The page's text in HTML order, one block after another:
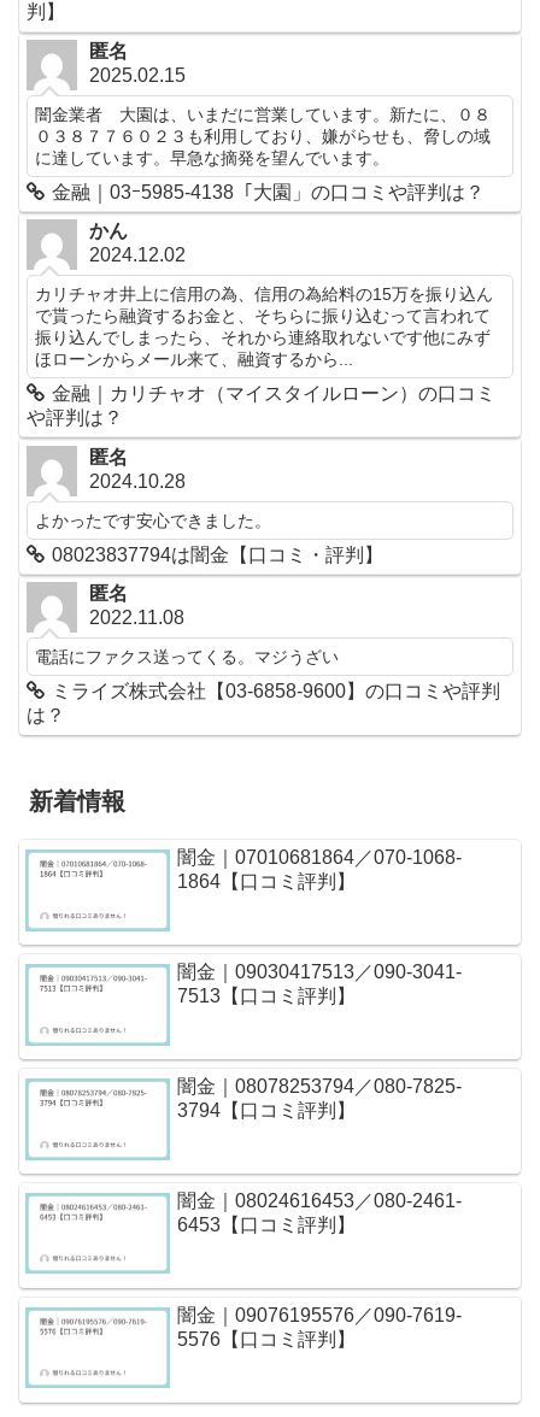
判】
匿名
2025.02.15
闇金業者 大園は、いまだに営業しています。新たに、０８
０３８７７６０２３も利用しており、嫌がらせも、脅しの域
に達しています。早急な摘発を望んでいます。
金融｜03ｰ5985-4138「大園」の口コミや評判は？
かん
2024.12.02
カリチャオ井上に信用の為、信用の為給料の15万を振り込ん
で貰ったら融資するお金と、そちらに振り込むって言われて
振り込んでしまったら、それから連絡取れないです他にみず
ほローンからメール来て、融資するから...
金融｜カリチャオ（マイスタイルローン）の口コミ
や評判は？
匿名
2024.10.28
よかったです安心できました。
08023837794は闇金【口コミ・評判】
匿名
2022.11.08
電話にファクス送ってくる。マジうざい
ミライズ株式会社【03-6858-9600】の口コミや評判
は？
新着情報
闇金｜07010681864／070-1068-
1864【口コミ評判】
闇金｜09030417513／090-3041-
7513【口コミ評判】
闇金｜08078253794／080-7825-
3794【口コミ評判】
闇金｜08024616453／080-2461-
6453【口コミ評判】
闇金｜09076195576／090-7619-
5576【口コミ評判】